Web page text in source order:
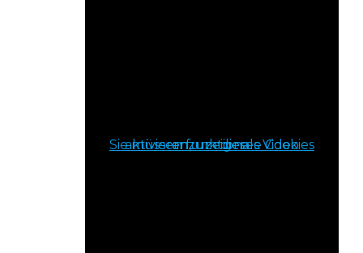
Sie müssen funktionale Cookies aktivieren, um dieses Video anzuzeigen.